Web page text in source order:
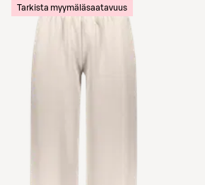
Tarkista myymäläsaatavuus